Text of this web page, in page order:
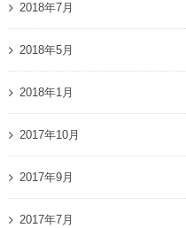
2018年7月
2018年5月
2018年1月
2017年10月
2017年9月
2017年7月